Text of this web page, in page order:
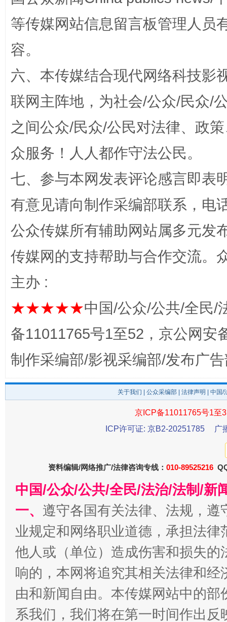
公平竞争审查“十大案例”出炉！ 一纸欠
东山县通报“牛蛙产品抗生素超标问题” 法
千年窑火 生生不息 一
等传媒网站信息留言板管理人员
容。
六、本传媒结合现代网络科技影
联网主阵地，为社会/公众/民众/
之间公众/民众/公民对法律、政
众服务！人人都作守法公民。
七、参与本网发表评论感言即表
有意见请向制作采编部联系，电
公众传媒所有辅助网站属多元发
传媒网的支持帮助与合作交流。
主办 :
★★★★★中国/公众/公共/全民/
备11011765号1至52，京公网安
制作采编部/影视采编部/发布广
关于我们 公众采编部 法律声明 | 中国
京ICP备11011765号1至
ICP许可证: 京B2-20251785
广
资料编辑/网络推广/法律咨询专线： 010-89525216
中国/公众/公共/全民/法治/法制/新
一、 遵守各国有关法律、法规，
业规定和网络职业道德，承担法
他人或（单位）造成伤害和损失
响的，本网将追究其相关法律和
由和新闻自由。本传媒网站中的
系我们，我们将在第一时间作出